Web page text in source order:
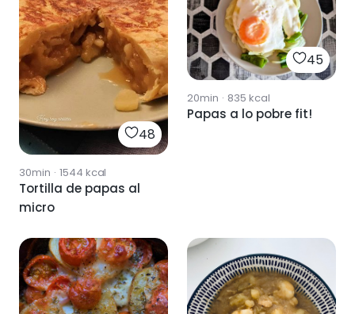
48
30min · 1544 kcal
Tortilla de papas al
micro
45
20min · 835 kcal
Papas a lo pobre fit!